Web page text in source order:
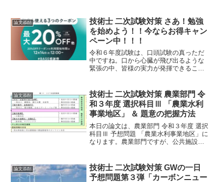
論文添削
技術士 二次試験対策 さあ！勉強
を始めよう！！今ならお得キャン
ペーン中！！！
令和６年度試験は、口頭試験の真っただ
中ですね。口から心臓が飛び出るような
緊張の中、皆様の実力が発揮できること
ましては、年々難易度が上昇しているの
で、早めのスタートををお勧めします。
論文添削
技術士 二次試験対策 農業部門 令
和３年度 選択科目Ⅲ 「農業水利
事業地区」 ＆ 題意の把握方法
本日の論文は、農業部門 令和３年度 選択
科目Ⅲ 予想問題 「農業水利事業地区」に
なります。農業部門ですが、公共施設総
同じなんですね。それでは早速論文を見
てみましょう。
論文添削
技術士 二次試験対策 GWの一日
予想問題第３弾「カーボンニュー